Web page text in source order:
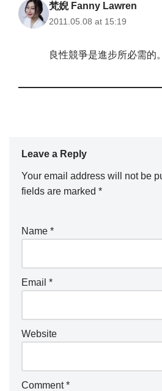
梵婗 Fanny Lawren
2011.05.08 at 15:19
良性競爭是進步所必需的。
Leave a Reply
Your email address will not be
fields are marked *
Name *
Email *
Website
Comment*